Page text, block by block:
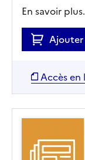
En savoir
Accès en